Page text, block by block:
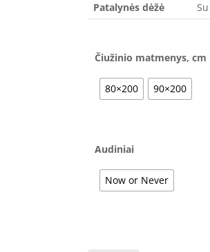
Patalynės dėžė
Čiužinio matmenys, cm
80×200 90×200
Audiniai
Now or Never